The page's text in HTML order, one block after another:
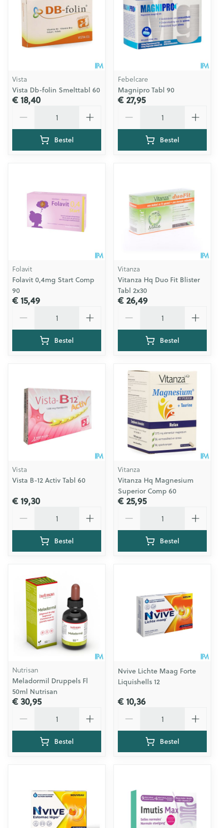
Vista
Vista Db-folin Smelttabl 60
€ 18,40
Bestel
Febelcare
Magnipro Tabl 90
€ 27,95
Bestel
Folavit
Folavit 0,4mg Start Comp
90
€ 15,49
Bestel
Vitanza
Vitanza Hq Duo Fit Blister
Tabl 2x30
€ 26,49
Bestel
Vista
Vista B-12 Activ Tabl 60
€ 19,30
Bestel
Vitanza
Vitanza Hq Magnesium
Superior Comp 60
€ 25,95
Bestel
Nutrisan
Meladormil Druppels Fl
50ml Nutrisan
€ 30,95
Bestel
Nvive Lichte Maag Forte
Liquishells 12
€ 10,36
Bestel